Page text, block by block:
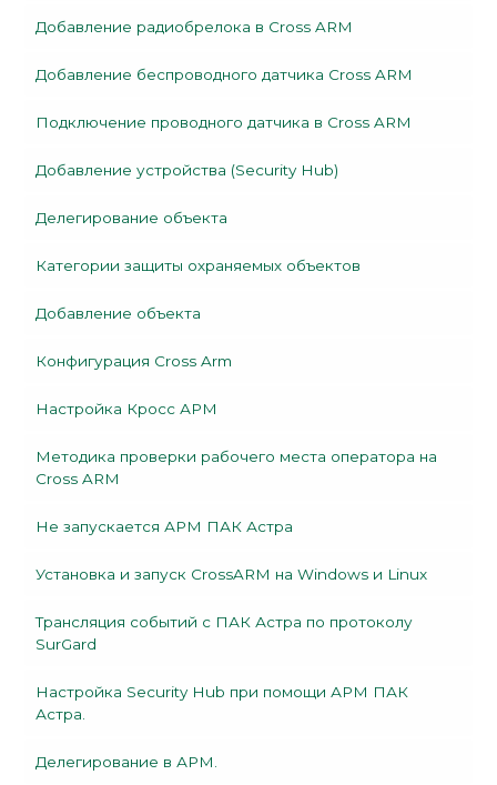
Добавление радиобрелока в Cross ARM
Добавление беспроводного датчика Cross ARM
Подключение проводного датчика в Cross ARM
Добавление устройства (Security Hub)
Делегирование объекта
Категории защиты охраняемых объектов
Добавление объекта
Конфигурация Cross Arm
Настройка Кросс АРМ
Методика проверки рабочего места оператора на
Cross ARM
Не запускается АРМ ПАК Астра
Установка и запуск CrossARM на Windows и Linux
Трансляция событий с ПАК Астра по протоколу
SurGard
Настройка Security Hub при помощи АРМ ПАК
Астра.
Делегирование в АРМ.